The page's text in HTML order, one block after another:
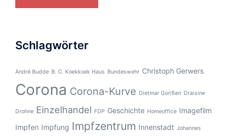
Schlagwörter
André Budde B. C. Koekkoek Haus Bundeswehr Christoph Gerwers
Corona Corona-Kurve Dietmar Gorißen Draisine
Drohne Einzelhandel FDP Geschichte Homeoffice Imagefilm
Impfen Impfung Impfzentrum Innenstadt Johannes